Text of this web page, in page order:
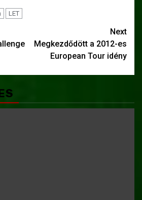
LET
Next
Megkezdődött a 2012-es
European Tour idény